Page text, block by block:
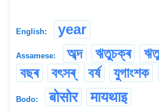
English: year
Assamese: অব্দ ঋতুচক্ৰ
বছৰ
বৎসৰ্ বৰ্ষ যুগাংশক
Bodo: बोसोर मायथाइ